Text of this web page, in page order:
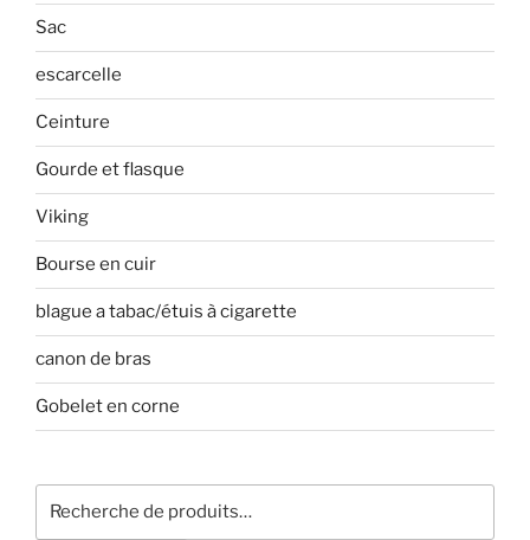
Sac
escarcelle
Ceinture
Gourde et flasque
Viking
Bourse en cuir
blague a tabac/étuis à cigarette
canon de bras
Gobelet en corne
pour :